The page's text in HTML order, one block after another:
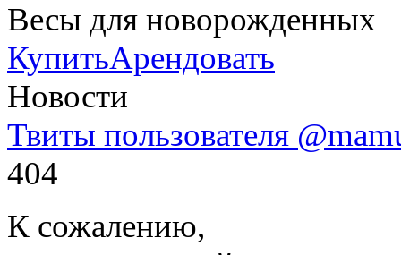
Весы для новорожденных
КупитьАрендовать
Новости
Твиты пользователя
404
К сожалению,